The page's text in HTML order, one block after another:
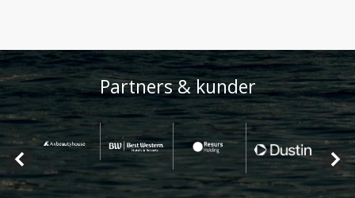
Partners & kunder